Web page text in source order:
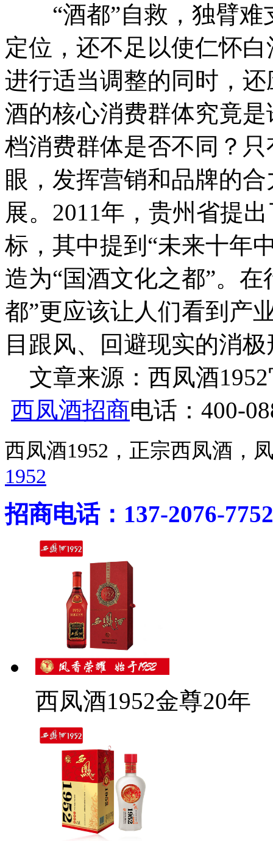
“酒都”自救，独臂难
定位，还不足以使仁怀
进行适当调整的同时，
酒的核心消费群体究竟
档消费群体是否不同？
眼，发挥营销和品牌的
展。2011年，贵州省提
标，其中提到“未来十年
造为“国酒文化之都”。
都”更应该让人们看到产
目跟风、回避现实的消
文章来源：西凤酒
西凤酒招商电话：400-
西凤酒1952，正宗西凤酒
1952
招商电话：137-2076-7752
西凤酒1952金尊20年